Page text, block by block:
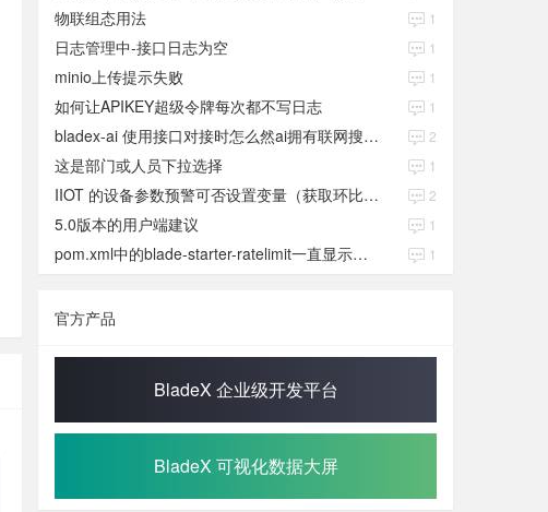
物联组态用法 1
日志管理中-接口日志为空 1
minio上传提示失败 1
如何让APIKEY超级令牌每次都不写日志 1
bladex-ai 使用接口对接时怎么然ai拥有联网搜索功能 2
这是部门或人员下拉选择 1
IIOT 的设备参数预警可否设置变量（获取环比数值） 2
5.0版本的用户端建议 1
pom.xml中的blade-starter-ratelimit一直显示红色 1
官方产品
BladeX 企业级开发平台
BladeX 可视化数据大屏